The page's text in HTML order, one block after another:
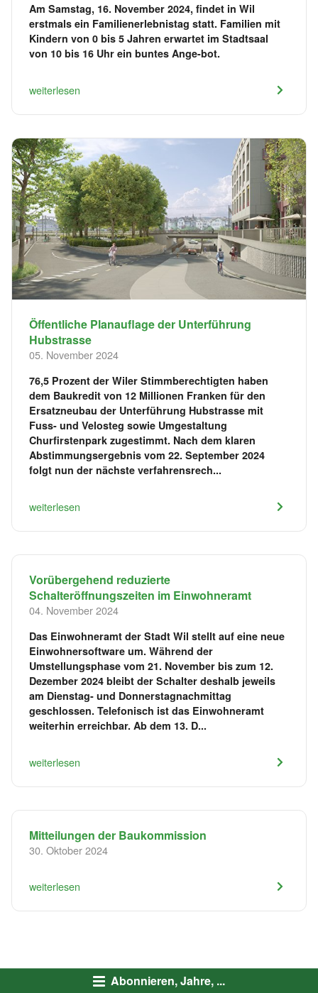
Abonnieren, Jahre, ...
Am Samstag, 16. November 2024, findet in Wil
erstmals ein Familienerlebnistag statt. Familien mit
Kindern von 0 bis 5 Jahren erwartet im Stadtsaal
von 10 bis 16 Uhr ein buntes Ange-bot.
weiterlesen
Öffentliche Planauflage der Unterführung
Hubstrasse
05. November 2024
76,5 Prozent der Wiler Stimmberechtigten haben
dem Baukredit von 12 Millionen Franken für den
Ersatzneubau der Unterführung Hubstrasse mit
Fuss- und Velosteg sowie Umgestaltung
Churfirstenpark zugestimmt. Nach dem klaren
Abstimmungsergebnis vom 22. September 2024
folgt nun der nächste verfahrensrech...
weiterlesen
Vorübergehend reduzierte
Schalteröffnungszeiten im Einwohneramt
04. November 2024
Das Einwohneramt der Stadt Wil stellt auf eine neue
Einwohnersoftware um. Während der
Umstellungsphase vom 21. November bis zum 12.
Dezember 2024 bleibt der Schalter deshalb jeweils
am Dienstag- und Donnerstagnachmittag
geschlossen. Telefonisch ist das Einwohneramt
weiterhin erreichbar. Ab dem 13. D...
weiterlesen
Mitteilungen der Baukommission
30. Oktober 2024
weiterlesen